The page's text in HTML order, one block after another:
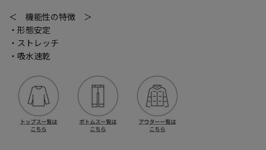
＜ 機能性の特徴 ＞
・形態安定
・ストレッチ
・吸水速乾